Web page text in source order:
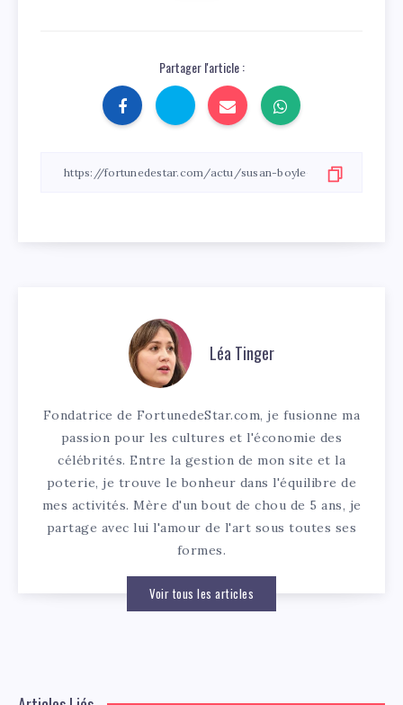
Partager l'article :
Léa Tinger
Fondatrice de FortunedeStar.com, je fusionne ma
passion pour les cultures et l'économie des
célébrités. Entre la gestion de mon site et la
poterie, je trouve le bonheur dans l'équilibre de
mes activités. Mère d'un bout de chou de 5 ans, je
partage avec lui l'amour de l'art sous toutes ses
formes.
Voir tous les articles